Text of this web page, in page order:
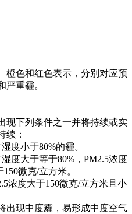
橙色和红色表示，分别对应预
严重霾。
现下列条件之一并将持续或实
续：
度小于80%的霾。
度大于等于80%，PM2.5浓度
微克/立方米。
浓度大于150微克/立方米且小
出现中度霾，易形成中度空气